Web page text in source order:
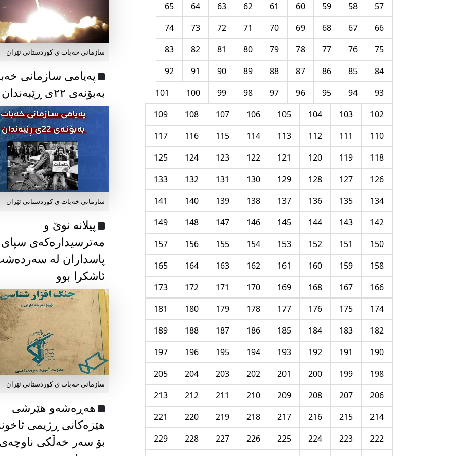
57
58
59
60
61
62
63
64
65
66
67
68
69
70
71
72
73
74
75
76
77
78
79
80
81
82
83
84
85
86
87
88
89
90
91
92
93
94
95
96
97
98
99
100
101
102
103
104
105
106
107
108
109
110
111
112
113
114
115
116
117
118
119
120
121
122
123
124
125
126
127
128
129
130
131
132
133
134
135
136
137
138
139
140
141
142
143
144
145
146
147
148
149
150
151
152
153
154
155
156
157
158
159
160
161
162
163
164
165
166
167
168
169
170
171
172
173
174
175
176
177
178
179
180
181
182
183
184
185
186
187
188
189
190
191
192
193
194
195
196
197
198
199
200
201
202
203
204
205
206
207
208
209
210
211
212
213
214
215
216
217
218
219
220
221
222
223
224
225
226
227
228
229
سازمانی خەبات ی کوردستانی ئێران
پەیامی سازمانی
بەبۆنەی ۲۲ی ڕێبەندان
سازمانی خەبات ی كوردستانی ئێران
پیلانە نوێ و
مەترسیدارەکەی سپای
پاسداران لە
ئاشکرا بوو
سازمانی خەبات ی كوردستانی ئێران
هەڕەشەو هێرشی
هێزەکانی ڕژیمی
بۆ سەر خەڵکی